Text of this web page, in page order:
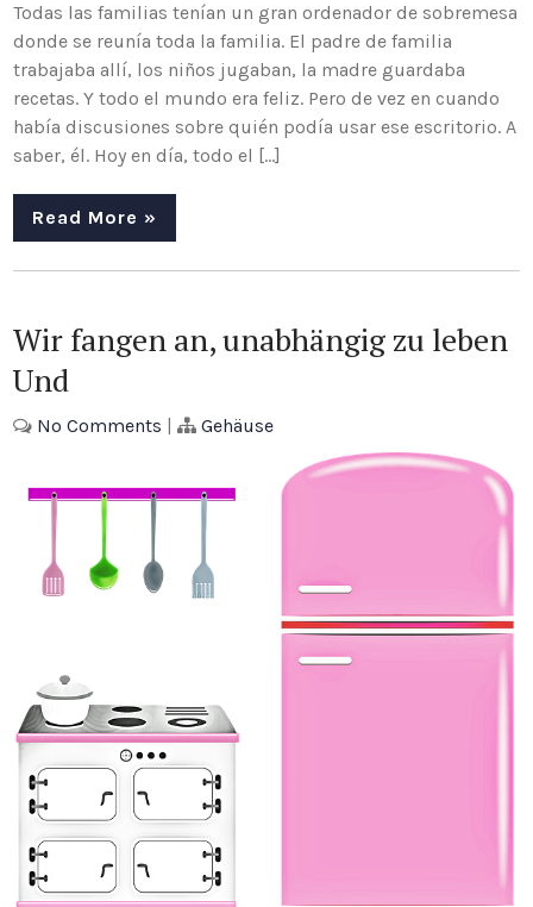
Todas las familias tenían un gran ordenador de sobremesa
donde se reunía toda la familia. El padre de familia
trabajaba allí, los niños jugaban, la madre guardaba
recetas. Y todo el mundo era feliz. Pero de vez en cuando
había discusiones sobre quién podía usar ese escritorio. A
saber, él. Hoy en día, todo el […]
Read More »
Wir fangen an, unabhängig zu leben
Und
No Comments | Gehäuse